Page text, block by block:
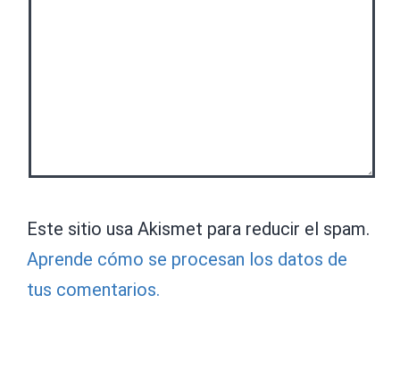
Este sitio usa Akismet para reducir el spam.
Aprende cómo se procesan los datos de
tus comentarios.